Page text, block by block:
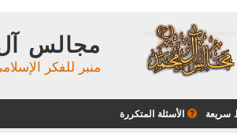
مجالس
منبر للفكر
سريعة الأسئلة المتكررة